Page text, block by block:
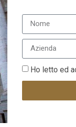
Ho letto ed